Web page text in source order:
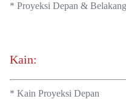
* Proyeksi Depan & Belakang
Kain:
* Kain Proyeksi Depan